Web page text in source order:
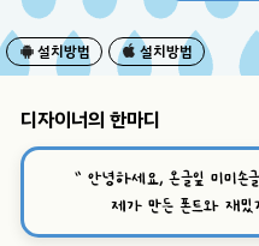
설치방법 설치방법
디자이너의 한마디
“ 안녕하세요, 온글잎 미미
제가 만든 폰트와 재